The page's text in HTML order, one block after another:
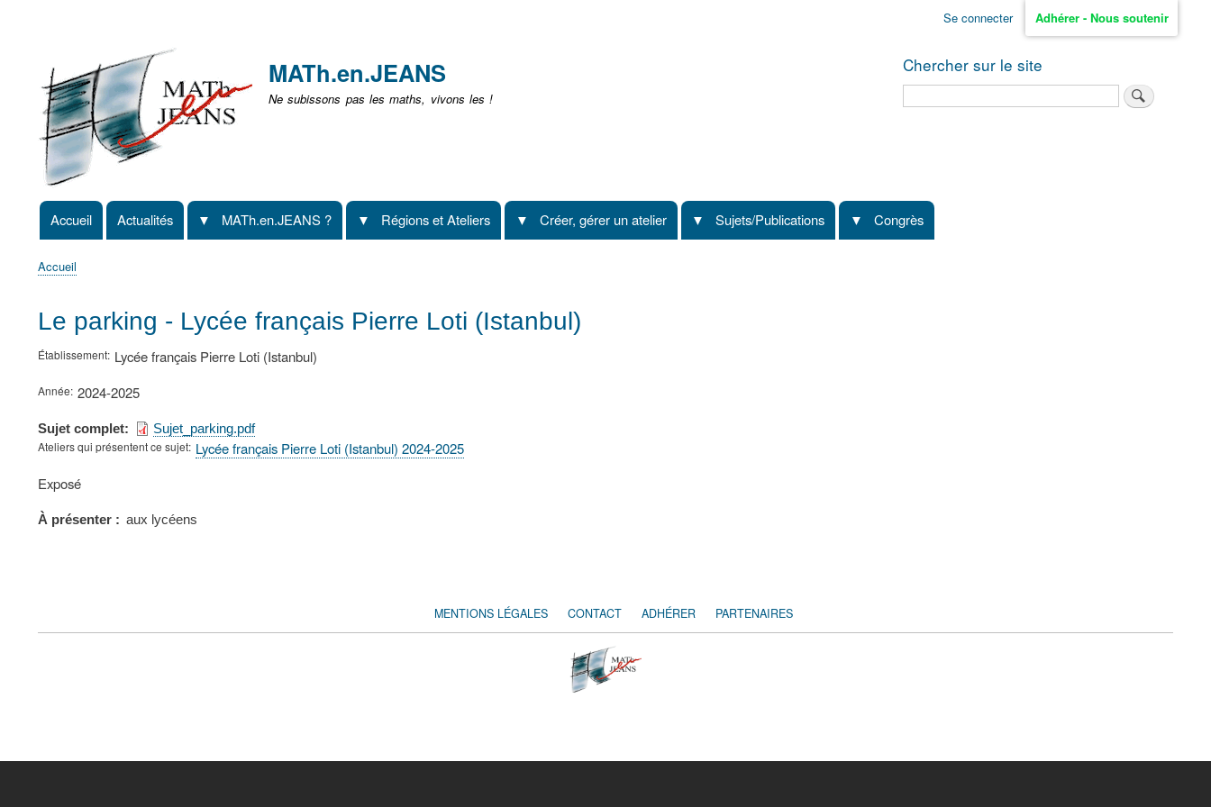
non
identifié
Se connecter Adhérer - Nous soutenir
MATh.en.JEANS
Ne subissons pas les maths, vivons les !
Chercher sur le site
Navigation
principale
Accueil Actualités MATh.en.JEANS ? Régions et Ateliers Créer, gérer un atelier Sujets/Publications Congrès
d'Ariane
Accueil
Le parking - Lycée français Pierre Loti (Istanbul)
Établissement Lycée français Pierre Loti (Istanbul)
Année 2024-2025
Sujet complet
Sujet_parking.pdf
Ateliers qui présentent ce sujet Lycée français Pierre Loti (Istanbul) 2024-2025
Type
présentation
Exposé
À présenter aux lycéens
FOOTER
MENTIONS LÉGALES CONTACT ADHÉRER PARTENAIRES